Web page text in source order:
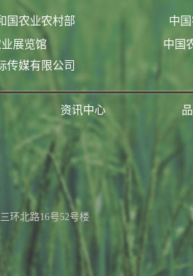
国农业农村部
展览馆
传媒有限公司
中
中国
资讯中心
环北路16号52号楼